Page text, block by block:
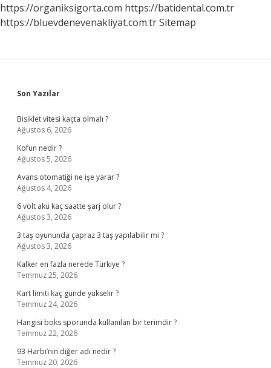
Gelir
https://organiksigorta.com https://batidental.com.tr
https://bluevdenevenakliyat.com.trSitemap
Sidebar
Son Yazılar
Bisiklet vitesi kaçta olmalı ?
Ağustos 6, 2026
Kofun nedir ?
Ağustos 5, 2026
Avans otomatiği ne işe yarar ?
Ağustos 4, 2026
6 volt akü kaç saatte şarj olur ?
Ağustos 3, 2026
3 taş oyununda çapraz 3 taş yapılabilir mi ?
Ağustos 3, 2026
Kalker en fazla nerede Türkiye ?
Temmuz 25, 2026
Kart limiti kaç günde yükselir ?
Temmuz 24, 2026
Hangisi boks sporunda kullanılan bir terimdir ?
Temmuz 22, 2026
93 Harbi’nin diğer adı nedir ?
Temmuz 20, 2026